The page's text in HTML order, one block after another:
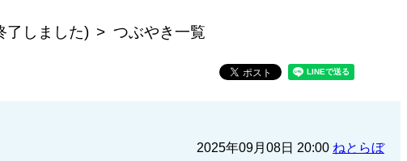
了しました) つぶやき一覧
2025年09月08日 20:00 ねとらぼ